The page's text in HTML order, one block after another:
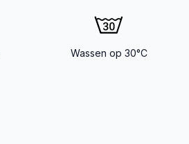
Wassen op 30°C